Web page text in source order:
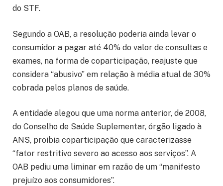
do STF.
Segundo a OAB, a resolução poderia ainda levar o
consumidor a pagar até 40% do valor de consultas e
exames, na forma de coparticipação, reajuste que
considera “abusivo” em relação à média atual de 30%
cobrada pelos planos de saúde.
A entidade alegou que uma norma anterior, de 2008,
do Conselho de Saúde Suplementar, órgão ligado à
ANS, proibia coparticipação que caracterizasse
“fator restritivo severo ao acesso aos serviços”. A
OAB pediu uma liminar em razão de um “manifesto
prejuízo aos consumidores”.